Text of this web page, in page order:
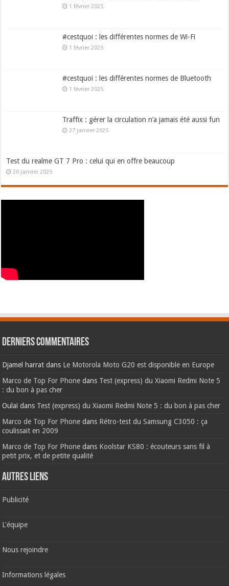
1 février 2025
#cestquoi : les différentes normes de Wi-Fi
1 février 2025
#cestquoi : les différentes normes de Bluetooth
1 février 2025
Traffix : gérer la circulation n’a jamais été aussi fun
27 janvier 2025
Test du realme GT 7 Pro : celui qui en offre beaucoup
20 janvier 2025
Derniers commentaires
Djamel harrat dans Le Motorola Moto G20 est disponible en Europe
Marco de Top For Phone dans Test (express) du Xiaomi Redmi Note 5
: du bon à pas cher
Oulaïdans Test (express) du Xiaomi Redmi Note 5 : du bon à pas cher
Marco de Top For Phone dans Rétro-test du Samsung C3050 : ça
coulissait en 2009
Marco de Top For Phone dans Koolstar KS80 : écouteurs sans fil à
petit prix, et de petite qualité
AUTRES LIENS
Publicité
L'équipe
Nous rejoindre
Informations légales